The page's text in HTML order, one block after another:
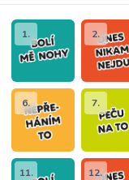
1. 2.
6. 7.
11. 12.